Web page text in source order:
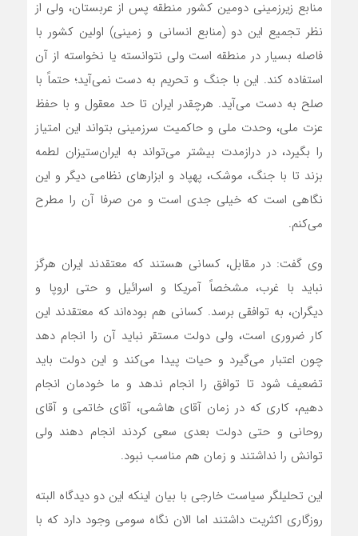
منابع زیرزمینی دومین کشور منطقه پس از عربستان، ولی از
نظر تجمیع این دو (منابع انسانی و زمینی) اولین کشور با
فاصله بسیار در منطقه است ولی نتوانسته یا نخواسته از آن
استفاده کند. این با جنگ و تحریم به دست نمی‌آید؛ حتماً با
صلح به دست می‌آید. هرچقدر ایران تا حد معقول و با حفظ
عزت ملی، وحدت ملی و حاکمیت سرزمینی بتواند این امتیاز
را بگیرد، در درازمدت بیشتر می‌تواند به ایران‌ستیزان لطمه
بزند تا با جنگ، موشک، پهپاد و ابزارهای نظامی دیگر و این
نگاهی است که خیلی جدی است و من صرفا آن را مطرح
می‌کنم.
وی گفت: در مقابل، کسانی هستند که معتقدند ایران هرگز
نباید با غرب، مشخصاً آمریکا و اسرائیل و حتی اروپا و
دیگران، به توافقی برسد. کسانی هم بوده‌اند که معتقدند این
کار ضروری است، ولی دولت مستقر نباید آن را انجام دهد
چون اعتبار می‌گیرد و حیات پیدا می‌کند و این دولت باید
تضعیف شود تا توافق را انجام ندهد و ما خودمان انجام
دهیم، کاری که در زمان آقای هاشمی، آقای خاتمی و آقای
روحانی و حتی دولت بعدی سعی کردند انجام دهند ولی
توانش را نداشتند و زمان هم مناسب نبود.
این تحلیلگر سیاست خارجی با بیان اینکه این دو دیدگاه البته
روزگاری اکثریت داشتند اما الان نگاه سومی وجود دارد که با